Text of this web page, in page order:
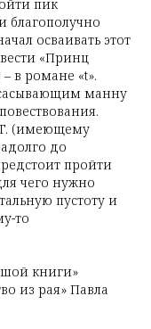
пик
благополучно
осваивать этот
«Принц
в романе «t».
манну
(имеющему
до
пройти
чего нужно
пустоту и
то
книги»
из рая» Павла